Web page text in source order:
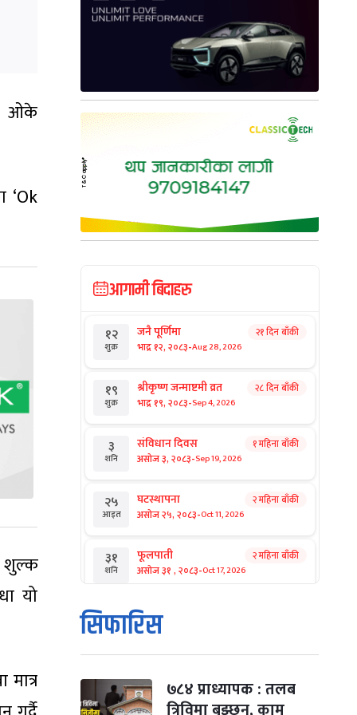
ओके
‘Ok
शुल्क
यो
आगामी बिदाहरु
१२
शुक्र
जनै पूर्णिमा
भाद्र १२, २०८३-Aug 28, 2026
२१ दिन बाँकी
१९
शुक्र
श्रीकृष्ण जन्माष्टमी व्रत
भाद्र १९, २०८३-Sep 4, 2026
२८ दिन बाँकी
३
शनि
संविधान दिवस
असोज ३, २०८३-Sep 19, 2026
१ महिना बाँकी
२५
आइत
घटस्थापना
असोज २५, २०८३-Oct 11, 2026
२ महिना बाँकी
३१
शनि
फूलपाती
असोज ३१ , २०८३-Oct 17, 2026
२ महिना बाँकी
१
आइत
कार्तिक सङ्क्रान्ति
कार्तिक १, २०८३
मंगल कार्तिक ३, २०८३ -Oct 20, 2026
सिफारिस
७८४ प्राध्यापक : तलब